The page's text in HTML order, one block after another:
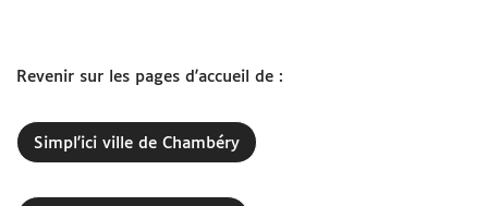
Revenir sur les pages d'accueil de :
Simpl'ici ville de Chambéry